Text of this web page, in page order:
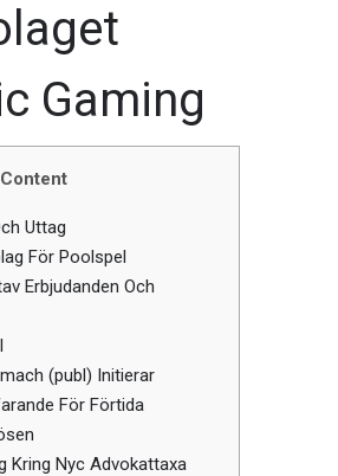
Gaming
Content
Uttag
För Poolspel
Erbjudanden Och
(publ) Initierar
För Förtida
Kring Nyc Advokattaxa